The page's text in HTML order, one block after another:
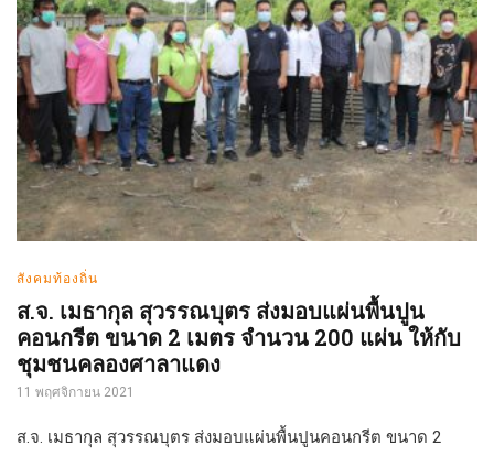
สังคมท้องถิ่น
ส.จ. เมธากุล สุวรรณบุตร ส่งมอบแผ่นพื้นปูน
คอนกรีต ขนาด 2 เมตร จำนวน 200 แผ่น ให้กับ
ชุมชนคลองศาลาแดง
11 พฤศจิกายน 2021
ส.จ. เมธากุล สุวรรณบุตร ส่งมอบแผ่นพื้นปูนคอนกรีต ขนาด 2